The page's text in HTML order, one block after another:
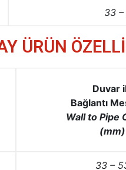
33
ÜRÜN
Duvar
Bağlantı
Wall to Pipe
(mm)
33 –